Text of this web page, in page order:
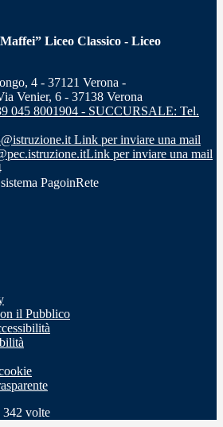
Liceo Classico - Liceo
4 - 37121 Verona -
Venier, 6 - 37138 Verona
045 8001904 - SUCCURSALE: Tel.
Link per inviare una mail
Link per inviare una mail
PagoinRete
il Pubblico
342 volte